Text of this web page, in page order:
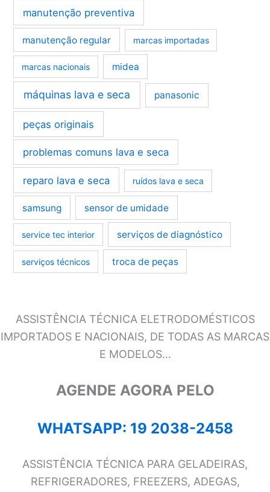
manutenção preventiva
manutenção regular marcas importadas
marcas nacionais midea
máquinas lava e seca panasonic
peças originais
problemas comuns lava e seca
reparo lava e seca ruídos lava e seca
samsung sensor de umidade
service tec interior serviços de diagnóstico
serviços técnicos troca de peças
ASSISTÊNCIA TÉCNICA ELETRODOMÉSTICOS
IMPORTADOS E NACIONAIS, DE TODAS AS MARCAS
E MODELOS…
AGENDE AGORA PELO
WHATSAPP: 19 2038-2458
ASSISTÊNCIA TÉCNICA PARA GELADEIRAS,
REFRIGERADORES, FREEZERS, ADEGAS,